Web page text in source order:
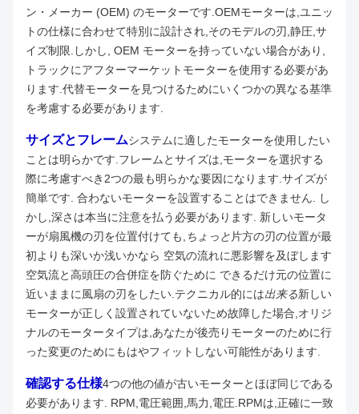
ン・メーカー (OEM) のモーターです.OEMモーターは,ユニッ
トの仕様に合わせて特別に設計され,そのモデルの刃,静圧,サ
イズ制限. しかし, OEM モーターを持っていない場合があり,
トラックにアフターマーケットモーターを使用する必要があ
ります.代替モーターを見つけるためにいくつかの異なる基準
を考慮する必要があります.
サイズとフレームシステムに適したモーターを使用したい
ことは明らかです.フレームとサイズは,モーターを選択する
際に考慮すべき2つの最も明らかな要因になります. サイズが
簡単です. 合わないモーターを設置することはできません. し
かし,深さは本当に注意を払う必要があります. 新しいモータ
ーが扇風機の刃を位置付けても, ちょっと片方の刃の位置が最
初よりも深いか浅いかなら 空気の流れに悪影響を及ぼします
空気流と高頭圧の合併症を防ぐために できるだけ元の位置に
近いままに風扇の刃をしたい. テクニカル的には出来る新しい
モーターが正しく設置されていないため故障した場合,オリジ
ナルのモータータイプは,あなたが後売りモーターのために行
った変更のためにもはやフィットしない可能性があります.
確認する仕様4つの他の値が古いモーターとほぼ同じである
必要があります. RPM,電圧範囲,馬力,電圧. RPMは,正確に一致